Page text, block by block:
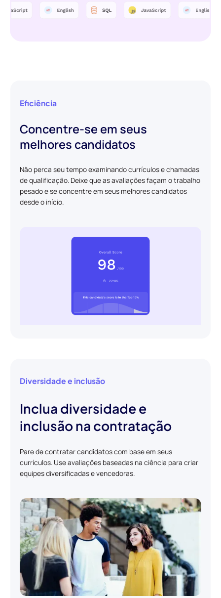
Eficiência
Concentre-se em seus
melhores candidatos
Não perca seu tempo examinando currículos e chamadas
de qualificação. Deixe que as avaliações façam o trabalho
pesado e se concentre em seus melhores candidatos
desde o início.
Diversidade e inclusão
Inclua diversidade e
inclusão na contratação
Pare de contratar candidatos com base em seus
currículos. Use avaliações baseadas na ciência para criar
equipes diversificadas e vencedoras.